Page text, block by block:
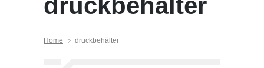
druckbehälter
Home druckbehälter